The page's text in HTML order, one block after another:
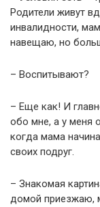
Родители живут
инвалидности,
навещаю, но
– Воспитывают?
– Еще как! И
обо мне, а у меня
когда мама
своих подруг.
– Знакомая
домой приезжаю,